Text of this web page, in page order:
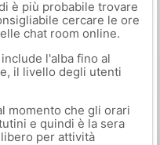
è più probabile trovare
cercare le ore
chat room online.
l'alba fino al
il livello degli utenti
momento che gli orari
e quindi è la sera
per attività